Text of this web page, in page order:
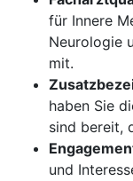
für Innere
Neurologie
mit.
haben Sie
sind bereit,
und